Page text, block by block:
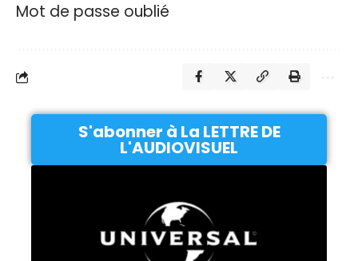
Mot de passe oublié
S'abonner à La LETTRE DE
L'AUDIOVISUEL